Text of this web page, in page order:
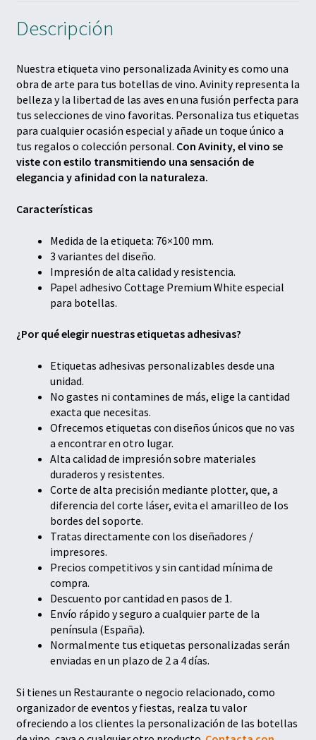
Descripción
Nuestra etiqueta vino personalizada Avinity es como una
obra de arte para tus botellas de vino. Avinity representa la
belleza y la libertad de las aves en una fusión perfecta para
tus selecciones de vino favoritas. Personaliza tus etiquetas
para cualquier ocasión especial y añade un toque único a
tus regalos o colección personal. Con Avinity, el vino se
viste con estilo transmitiendo una sensación de
elegancia y afinidad con la naturaleza.
Características
Medida de la etiqueta: 76×100 mm.
3 variantes del diseño.
Impresión de alta calidad y resistencia.
Papel adhesivo Cottage Premium White especial
para botellas.
¿Por qué elegir nuestras etiquetas adhesivas?
Etiquetas adhesivas personalizables desde una
unidad.
No gastes ni contamines de más, elige la cantidad
exacta que necesitas.
Ofrecemos etiquetas con diseños únicos que no vas
a encontrar en otro lugar.
Alta calidad de impresión sobre materiales
duraderos y resistentes.
Corte de alta precisión mediante plotter, que, a
diferencia del corte láser, evita el amarilleo de los
bordes del soporte.
Tratas directamente con los diseñadores /
impresores.
Precios competitivos y sin cantidad mínima de
compra.
Descuento por cantidad en pasos de 1.
Envío rápido y seguro a cualquier parte de la
península (España).
Normalmente tus etiquetas personalizadas serán
enviadas en un plazo de 2 a 4 días.
Si tienes un Restaurante o negocio relacionado, como
organizador de eventos y fiestas, realza tu valor
ofreciendo a los clientes la personalización de las botellas